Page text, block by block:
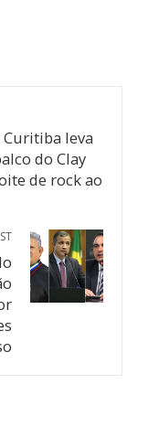
Curitiba leva
do Clay
de rock ao